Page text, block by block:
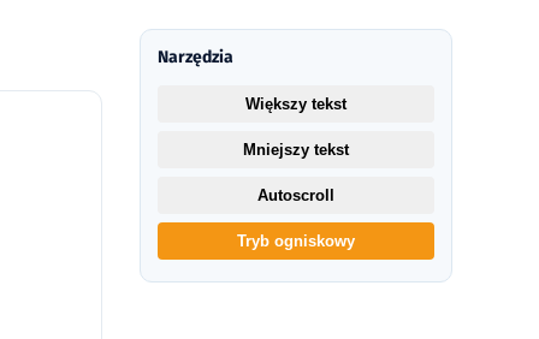
Narzędzia
Większy tekst
Mniejszy tekst
Autoscroll
Tryb ogniskowy